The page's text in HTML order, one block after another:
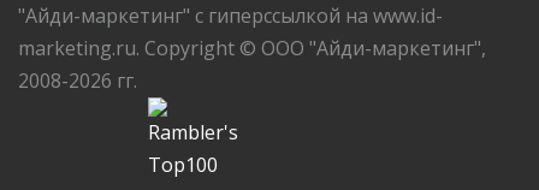
"Айди-маркетинг" с гиперссылкой на www.id-
marketing.ru. Copyright © ООО "Айди-маркетинг",
2008-2026 гг.